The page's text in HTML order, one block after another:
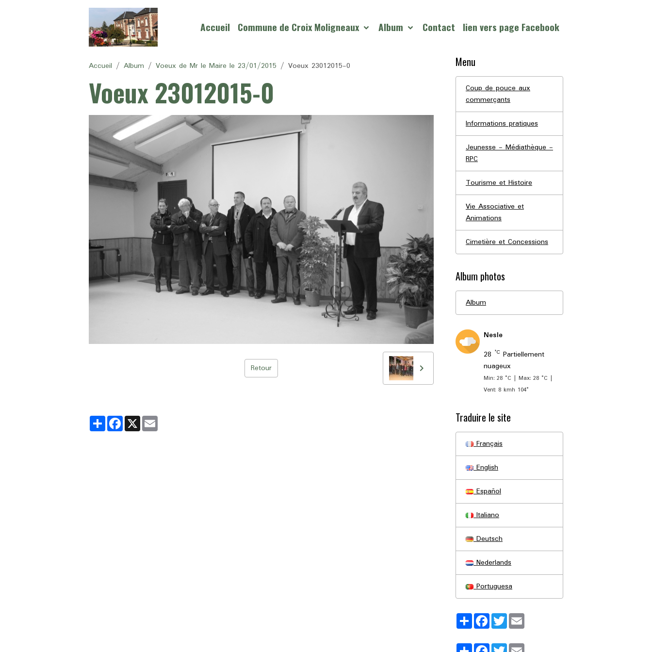
Accueil Commune de Croix Moligneaux Album Contact lien vers page Facebook
Accueil Album Voeux de Mr le Maire le 23/01/2015 Voeux 23012015-0
Voeux 23012015-0
Retour
PartagerFacebook
X
Menu
Coup de pouce aux
commerçants
Informations pratiques
Jeunesse - Médiathèque -
RPC
Tourisme et Histoire
Vie Associative et
Animations
Cimetière et Concessions
Album photos
Album
Nesle
28 °C Partiellement
nuageux
Min: 28 °C | Max: 28 °C |
Vent: 8 kmh 104°
Traduire le site
Français
English
Español
Italiano
Deutsch
Nederlands
Portuguesa
PartagerFacebook
Twitter
PartagerFacebook
Twitter